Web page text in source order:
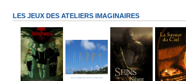
LES JEUX DES ATELIERS IMAGINAIRES